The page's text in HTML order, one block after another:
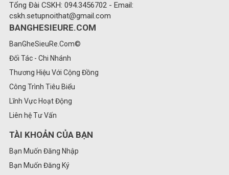
Tổng Đài CSKH: 094.3456702 - Email:
cskh.setupnoithat@gmail.com
BANGHESIEURE.COM
BanGheSieuRe.Com©
Đối Tác - Chi Nhánh
Thương Hiệu Với Cộng Đồng
Công Trình Tiêu Biểu
Lĩnh Vực Hoạt Động
Liên hệ Tư Vấn
TÀI KHOẢN CỦA BẠN
Bạn Muốn Đăng Nhập
Bạn Muốn Đăng Ký